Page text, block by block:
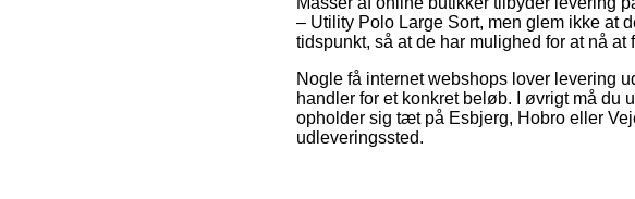
– Utility Polo Large Sort, men glem ikke at
tidspunkt, så at de har mulighed for at nå
Nogle få internet webshops lover levering
handler for et konkret beløb. I øvrigt må du
opholder sig tæt på Esbjerg, Hobro eller
udleveringssted.